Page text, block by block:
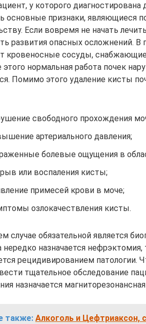
у которого диагностирована
основные признаки, являющиеся
Если вовремя не начать
развития опасных осложнений.
кровеносные сосуды,
этого нормальная работа почек
Помимо этого удаление кисты
свободного прохождения
артериального давления;
болевые ощущения в
или воспаления кисты;
примесей крови в моче;
озлокачествления кисты.
случае обязательной является
нередко назначается
рецидивированием патологии.
тщательное обследование
назначается
также: Алкоголь и Цефтриаксон,